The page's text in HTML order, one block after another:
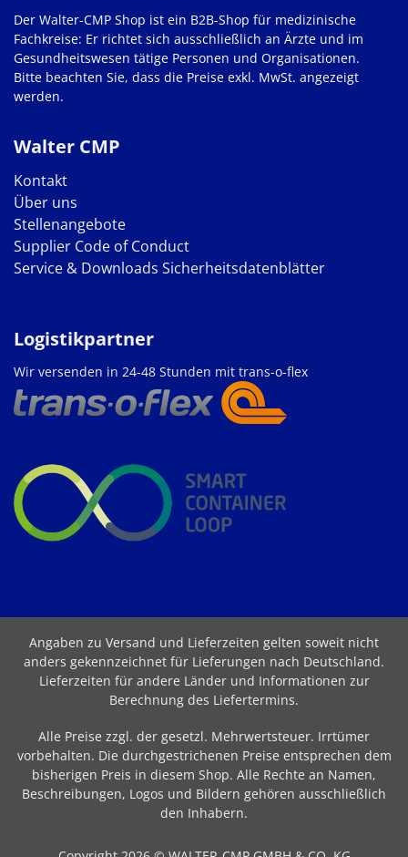
Walter CMP
Kontakt
Über uns
Stellenangebote
Supplier Code of Conduct
Service & Downloads Sicherheitsdatenblätter
Der Walter-CMP Shop ist ein B2B-Shop für medizinische
Fachkreise: Er richtet sich ausschließlich an Ärzte und im
Gesundheitswesen tätige Personen und Organisationen.
Bitte beachten Sie, dass die Preise exkl. MwSt. angezeigt
werden.
Logistikpartner
Wir versenden in 24-48 Stunden mit trans-o-flex
Angaben zu Versand und Lieferzeiten gelten soweit nicht
anders gekennzeichnet für Lieferungen nach Deutschland.
Lieferzeiten für andere Länder und Informationen zur
Berechnung des Liefertermins.
Alle Preise zzgl. der gesetzl. Mehrwertsteuer. Irrtümer
vorbehalten. Die durchgestrichenen Preise entsprechen dem
bisherigen Preis in diesem Shop. Alle Rechte an Namen,
Beschreibungen, Logos und Bildern gehören ausschließlich
den Inhabern.